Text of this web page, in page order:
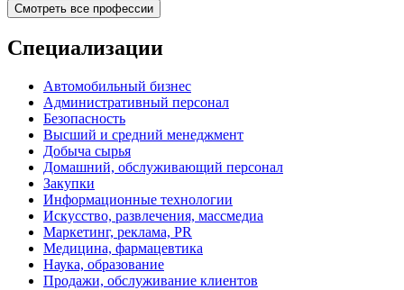
Смотреть все профессии
Специализации
Автомобильный бизнес
Административный персонал
Безопасность
Высший и средний менеджмент
Добыча сырья
Домашний, обслуживающий персонал
Закупки
Информационные технологии
Искусство, развлечения, массмедиа
Маркетинг, реклама, PR
Медицина, фармацевтика
Наука, образование
Продажи, обслуживание клиентов